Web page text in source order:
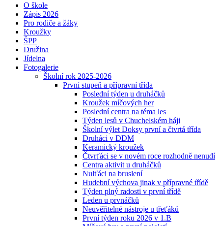
O škole
Zápis 2026
Pro rodiče a žáky
Kroužky
ŠPP
Družina
Jídelna
Fotogalerie
Školní rok 2025-2026
První stupeň a přípravní třída
Poslední týden u druháčků
Kroužek míčových her
Poslední centra na téma les
Týden lesů v Chuchelském háji
Školní výlet Doksy první a čtvrtá třída
Druháci v DDM
Keramický kroužek
Čtvrťáci se v novém roce rozhodně nenudí
Centra aktivit u druháčků
Nulťáci na bruslení
Hudební výchova jinak v přípravné třídě
Týden plný radosti v první třídě
Leden u prvnáčků
Neuvěřitelné nástroje u třeťáků
První týden roku 2026 v 1.B